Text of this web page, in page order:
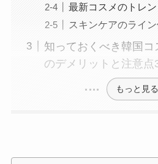
最新コスメのトレ
スキンケアのライ
知っておくべき韓国コ
のデメリットと注意点
もっと見る